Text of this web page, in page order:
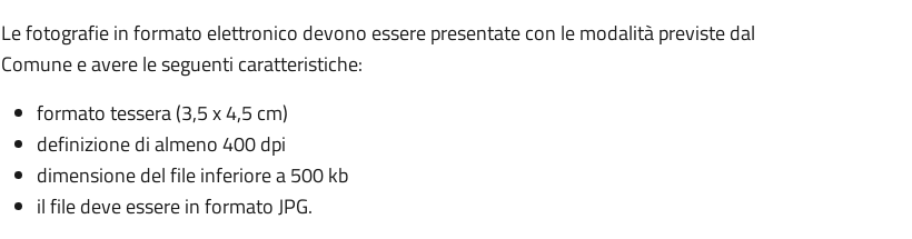
Le fotografie in formato elettronico devono essere presentate con le modalità previste dal
Comune e avere le seguenti caratteristiche:
formato tessera (3,5 x 4,5 cm)
definizione di almeno 400 dpi
dimensione del file inferiore a 500 kb
il file deve essere in formato JPG.